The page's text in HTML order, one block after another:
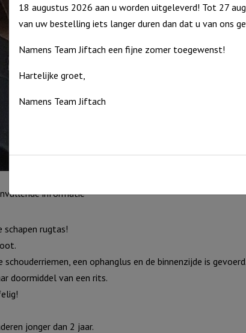
informatie
schapen rugtas!
een ophanglus en de binnenzijde is gevoerd.
doormiddel van een rits.
jonger dan 2 jaar.
18 augustus 2026 aan u worden uitgeleverd! Tot 27
van uw bestelling iets langer duren dan dat u van ons
Namens Team Jiftach een fijne zomer toegewenst!
Hartelijke groet,
Namens Team Jiftach